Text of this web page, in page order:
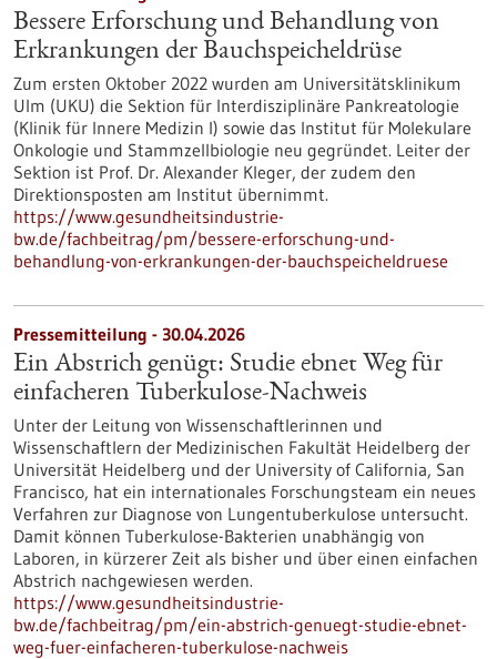
Bessere Erforschung und Behandlung von
Erkrankungen der Bauchspeicheldrüse
Zum ersten Oktober 2022 wurden am Universitätsklinikum
Ulm (UKU) die Sektion für Interdisziplinäre Pankreatologie
(Klinik für Innere Medizin I) sowie das Institut für Molekulare
Onkologie und Stammzellbiologie neu gegründet. Leiter der
Sektion ist Prof. Dr. Alexander Kleger, der zudem den
Direktionsposten am Institut übernimmt.
https://www.gesundheitsindustrie-
bw.de/fachbeitrag/pm/bessere-erforschung-und-
behandlung-von-erkrankungen-der-bauchspeicheldruese
Pressemitteilung - 30.04.2026
Ein Abstrich genügt: Studie ebnet Weg für
einfacheren Tuberkulose-Nachweis
Unter der Leitung von Wissenschaftlerinnen und
Wissenschaftlern der Medizinischen Fakultät Heidelberg der
Universität Heidelberg und der University of California, San
Francisco, hat ein internationales Forschungsteam ein neues
Verfahren zur Diagnose von Lungentuberkulose untersucht.
Damit können Tuberkulose-Bakterien unabhängig von
Laboren, in kürzerer Zeit als bisher und über einen einfachen
Abstrich nachgewiesen werden.
https://www.gesundheitsindustrie-
bw.de/fachbeitrag/pm/ein-abstrich-genuegt-studie-ebnet-
weg-fuer-einfacheren-tuberkulose-nachweis